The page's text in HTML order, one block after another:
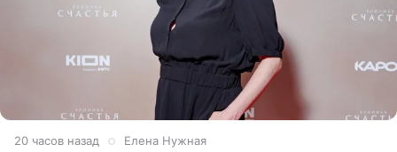
20 часов назад Елена Нужная